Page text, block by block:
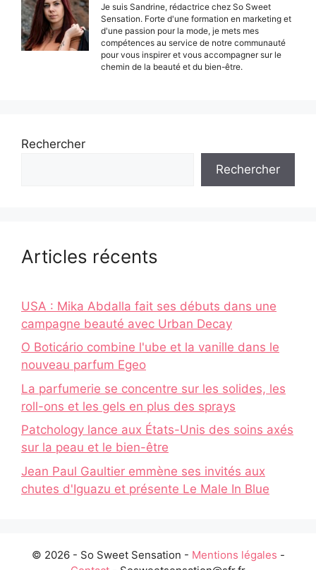
Je suis Sandrine, rédactrice chez So Sweet
Sensation. Forte d'une formation en marketing et
d'une passion pour la mode, je mets mes
compétences au service de notre communauté
pour vous inspirer et vous accompagner sur le
chemin de la beauté et du bien-être.
Rechercher
Rechercher
Articles récents
USA : Mika Abdalla fait ses débuts dans une
campagne beauté avec Urban Decay
O Boticário combine l'ube et la vanille dans le
nouveau parfum Egeo
La parfumerie se concentre sur les solides, les
roll-ons et les gels en plus des sprays
Patchology lance aux États-Unis des soins axés
sur la peau et le bien-être
Jean Paul Gaultier emmène ses invités aux
chutes d'Iguazu et présente Le Male In Blue
© 2026 - So Sweet Sensation - Mentions légales -